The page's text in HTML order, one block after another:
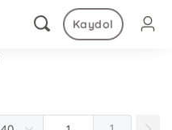
Kaydol